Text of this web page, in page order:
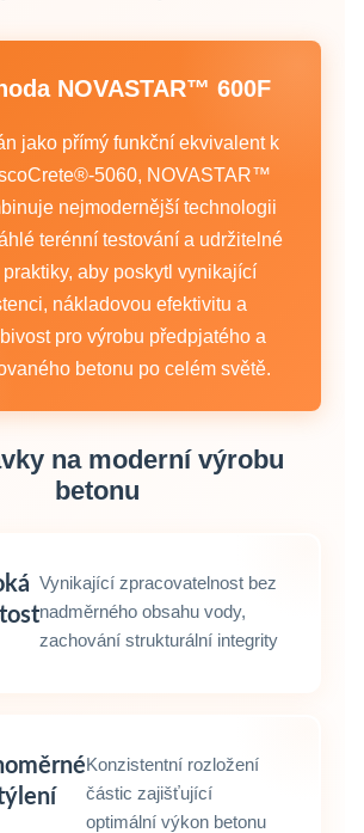
NOVASTAR™ 600F
jako přímý funkční ekvivalent k
NOVASTAR™
nejmodernější technologii
terénní testování a udržitelné
aby poskytl vynikající
nákladovou efektivitu a
pro výrobu předpjatého a
betonu po celém světě.
na moderní výrobu
betonu
Vynikající zpracovatelnost bez
nadměrného obsahu vody,
zachování strukturální integrity
Konzistentní rozložení
částic zajišťující
optimální výkon betonu